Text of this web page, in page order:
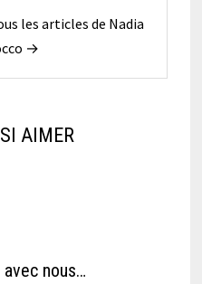
les articles de Nadia
→
AIMER
nous…